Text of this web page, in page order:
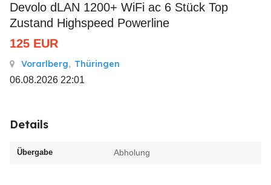
Devolo dLAN 1200+ WiFi ac 6 Stück Top
Zustand Highspeed Powerline
125 EUR
Vorarlberg, Thüringen
06.08.2026 22:01
Details
Übergabe Abholung